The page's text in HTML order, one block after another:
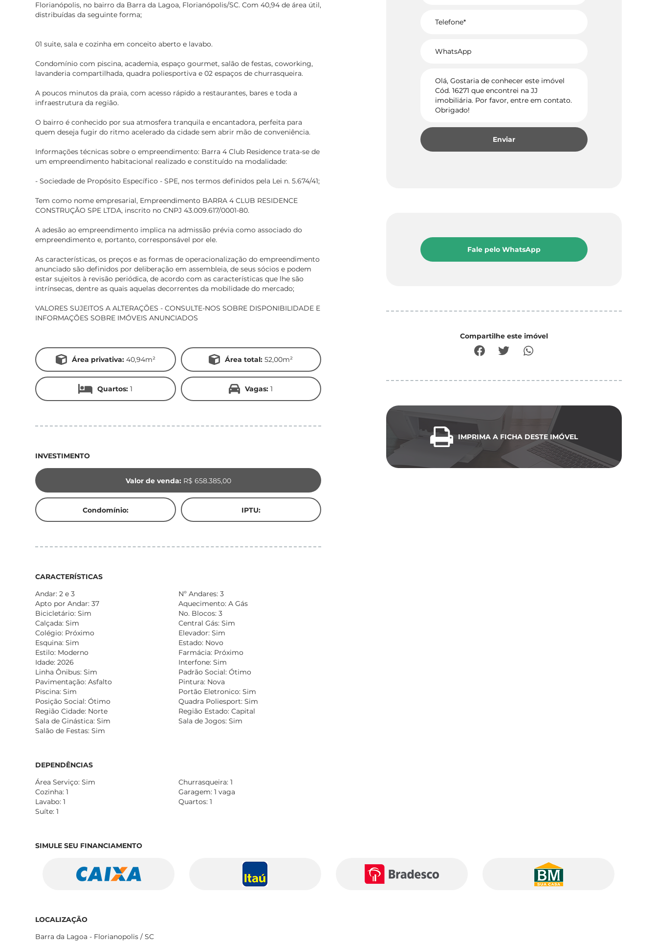
Florianópolis, no bairro da Barra da Lagoa, Florianópolis/SC. Com 40,94 de área útil,
distribuídas da seguinte forma;
01 suite, sala e cozinha em conceito aberto e lavabo.
Condomínio com piscina, academia, espaço gourmet, salão de festas, coworking,
lavanderia compartilhada, quadra poliesportiva e 02 espaços de churrasqueira.
A poucos minutos da praia, com acesso rápido a restaurantes, bares e toda a
infraestrutura da região.
O bairro é conhecido por sua atmosfera tranquila e encantadora, perfeita para
quem deseja fugir do ritmo acelerado da cidade sem abrir mão de conveniência.
Informações técnicas sobre o empreendimento: Barra 4 Club Residence trata-se de
um empreendimento habitacional realizado e constituído na modalidade:
- Sociedade de Propósito Específico - SPE, nos termos definidos pela Lei n. 5.674/41;
Tem como nome empresarial, Empreendimento BARRA 4 CLUB RESIDENCE
CONSTRUÇÃO SPE LTDA, inscrito no CNPJ 43.009.617/0001-80.
A adesão ao empreendimento implica na admissão prévia como associado do
empreendimento e, portanto, corresponsável por ele.
As características, os preços e as formas de operacionalização do empreendimento
anunciado são definidos por deliberação em assembleia, de seus sócios e podem
estar sujeitos à revisão periódica, de acordo com as características que lhe são
intrínsecas, dentre as quais aquelas decorrentes da mobilidade do mercado;
VALORES SUJEITOS A ALTERAÇÕES - CONSULTE-NOS SOBRE DISPONIBILIDADE E
INFORMAÇÕES SOBRE IMÓVEIS ANUNCIADOS
Área privativa:40,94m² Área total: 52,00m²
Quartos: 1 Vagas: 1
INVESTIMENTO
Valor de venda: R$ 658.385,00
Condomínio: IPTU:
CARACTERÍSTICAS
Andar: 2 e 3
Nº Andares: 3
Apto por Andar: 37
Aquecimento: A Gás
Bicicletário: Sim
No. Blocos: 3
Calçada: Sim
Central Gás: Sim
Colégio: Próximo
Elevador: Sim
Esquina: Sim
Estado: Novo
Estilo: Moderno
Farmácia: Próximo
Idade: 2026
Interfone: Sim
Linha Ônibus: Sim
Padrão Social: Ótimo
Pavimentação: Asfalto
Pintura: Nova
Piscina: Sim
Portão Eletronico: Sim
Posição Social: Ótimo
Quadra Poliesport: Sim
Região Cidade: Norte
Região Estado: Capital
Sala de Ginástica: Sim
Sala de Jogos: Sim
Salão de Festas: Sim
DEPENDÊNCIAS
Área Serviço: Sim
Churrasqueira: 1
Cozinha: 1
Garagem: 1 vaga
Lavabo: 1
Quartos: 1
Suíte: 1
Enviar
Fale pelo WhatsApp
Compartilhe este imóvel
IMPRIMA A FICHA DESTE IMÓVEL
SIMULE SEU FINANCIAMENTO
LOCALIZAÇÃO
Barra da Lagoa - Florianopolis / SC